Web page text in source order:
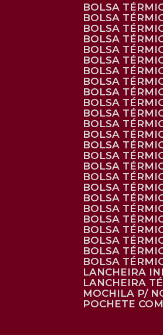
BOLSA
BOLSA
BOLSA
BOLSA
BOLSA
BOLSA
BOLSA
BOLSA
BOLSA
BOLSA
BOLSA
BOLSA
BOLSA
BOLSA
BOLSA
BOLSA
BOLSA
BOLSA
BOLSA
BOLSA
BOLSA
BOLSA
BOLSA
BOLSA
BOLSA
LANCHEIRA
LANCHEIRA
MOCHILA P/
POCHETE